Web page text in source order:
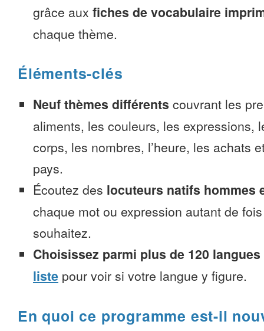
grâce aux fiches de vocabulaire
chaque thème.
Éléments-clés
Neuf thèmes différents couvrant les
aliments, les couleurs, les expressions,
corps, les nombres, l’heure, les achats
pays.
Écoutez des locuteurs natifs hommes
chaque mot ou expression autant de
souhaitez.
Choisissez parmi plus de 120 langues
liste pour voir si votre langue y figure.
En quoi ce programme est-il